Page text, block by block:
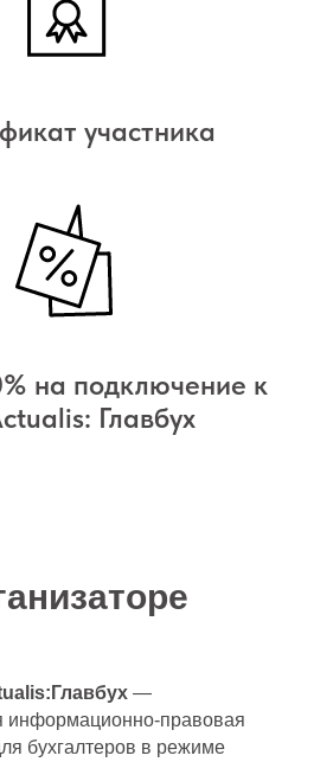
участника
на подключение к
Главбух
—
информационно-правовая
бухгалтеров в режиме